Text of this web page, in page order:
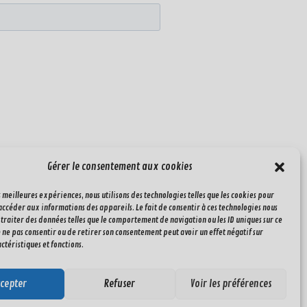
Gérer le consentement aux cookies
expériences, nous utilisons des technologies telles que les cookies pour
aux informations des appareils. Le fait de consentir à ces technologies nous
des données telles que le comportement de navigation ou les ID uniques sur ce
pas consentir ou de retirer son consentement peut avoir un effet négatif sur
et fonctions.
Refuser Voir les préférences